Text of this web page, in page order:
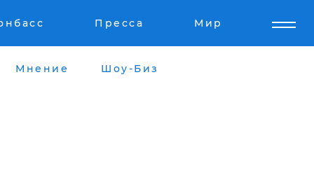
Пресса Мир
Мнение Шоу-Биз